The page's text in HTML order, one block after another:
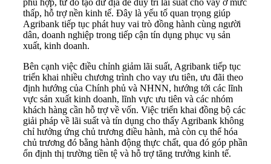
phù hợp, từ đó tạo dư địa để duy trì lãi suất cho vay ở mức
thấp, hỗ trợ nền kinh tế. Đây là yếu tố quan trọng giúp
Agribank tiếp tục phát huy vai trò đồng hành cùng người
dân, doanh nghiệp trong tiếp cận tín dụng phục vụ sản
xuất, kinh doanh.
Bên cạnh việc điều chỉnh giảm lãi suất, Agribank tiếp tục
triển khai nhiều chương trình cho vay ưu tiên, ưu đãi theo
định hướng của Chính phủ và NHNN, hướng tới các lĩnh
vực sản xuất kinh doanh, lĩnh vực ưu tiên và các nhóm
khách hàng cần hỗ trợ về vốn. Việc triển khai đồng bộ các
giải pháp về lãi suất và tín dụng cho thấy Agribank không
chỉ hưởng ứng chủ trương điều hành, mà còn cụ thể hóa
chủ trương đó bằng hành động thực chất, qua đó góp phần
ổn định thị trường tiền tệ và hỗ trợ tăng trưởng kinh tế.